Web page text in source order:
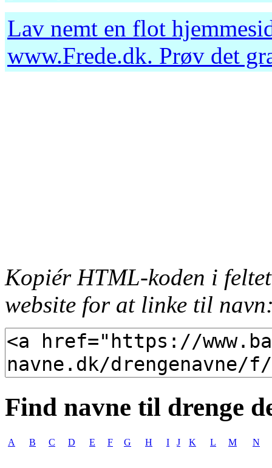
Lav nemt en flot
www.Frede.dk. Prøv det
Kopiér HTML-koden i
website for at linke til
Find navne til drenge
A B C D E F G H I J K L M N